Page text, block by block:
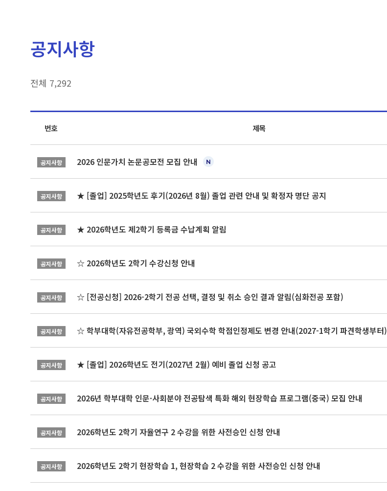
공지사항
전체 7,292
번호 제목
공지사항 2026 인문가치 논문공모전 모집 안내
공지사항 ★ [졸업] 2025학년도 후기(2026년 8월) 졸업 관련 안내 및 확정자 명단 공지
공지사항 ★ 2026학년도 제2학기 등록금 수납계획 알림
공지사항 ☆ 2026학년도 2학기 수강신청 안내
공지사항 ☆ [전공신청] 2026-2학기 전공 선택, 결정 및 취소 승인 결과 알림(심화전공 포함)
공지사항 ☆ 학부대학(자유전공학부, 광역) 국외수학 학점인정제도 변경 안내(2027-1학기 파견학생부터)
공지사항 ★ [졸업] 2026학년도 전기(2027년 2월) 예비 졸업 신청 공고
공지사항 2026년 학부대학 인문·사회분야 전공탐색 특화 해외 현장학습 프로그램(중국) 모집 안내
공지사항 2026학년도 2학기 자율연구 2 수강을 위한 사전승인 신청 안내
공지사항 2026학년도 2학기 현장학습 1, 현장학습 2 수강을 위한 사전승인 신청 안내